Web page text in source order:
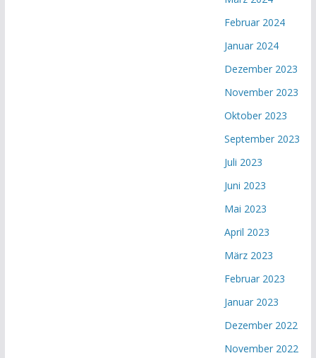
Februar 2024
Januar 2024
Dezember 2023
November 2023
Oktober 2023
September 2023
Juli 2023
Juni 2023
Mai 2023
April 2023
März 2023
Februar 2023
Januar 2023
Dezember 2022
November 2022